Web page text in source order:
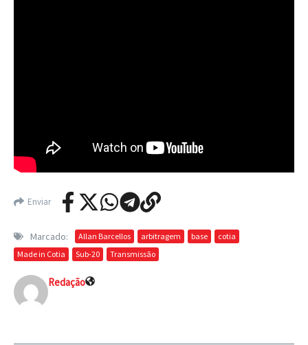
Enviar
Marcado: Allan Barcellos arbitragem base
cotia
Made in Cotia
Sub-20 Transmissão
Redação